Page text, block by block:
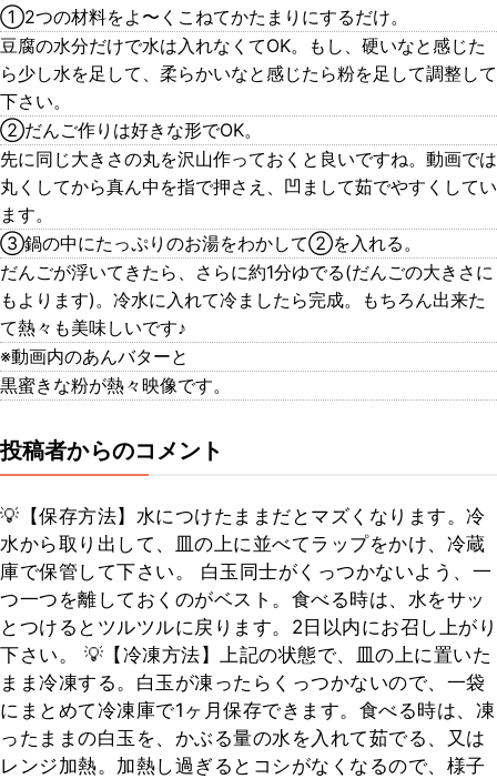
①2つの材料をよ〜くこねてかたまりにするだけ。
豆腐の水分だけで水は入れなくてOK。もし、硬いなと感じた
ら少し水を足して、柔らかいなと感じたら粉を足して調整して
下さい。
②だんご作りは好きな形でOK。
先に同じ大きさの丸を沢山作っておくと良いですね。動画では
丸くしてから真ん中を指で押さえ、凹まして茹でやすくしてい
ます。
③鍋の中にたっぷりのお湯をわかして②を入れる。
だんごが浮いてきたら、さらに約1分ゆでる(だんごの大きさに
もよります)。冷水に入れて冷ましたら完成。もちろん出来た
て熱々も美味しいです♪
※動画内のあんバターと
黒蜜きな粉が熱々映像です。
投稿者からのコメント
💡【保存方法】水につけたままだとマズくなります。冷
水から取り出して、皿の上に並べてラップをかけ、冷蔵
庫で保管して下さい。 白玉同士がくっつかないよう、一
つ一つを離しておくのがベスト。食べる時は、水をサッ
とつけるとツルツルに戻ります。2日以内にお召し上がり
下さい。 💡【冷凍方法】上記の状態で、皿の上に置いた
まま冷凍する。白玉が凍ったらくっつかないので、一袋
にまとめて冷凍庫で1ヶ月保存できます。食べる時は、凍
ったままの白玉を、かぶる量の水を入れて茹でる、又は
レンジ加熱。加熱し過ぎるとコシがなくなるので、様子